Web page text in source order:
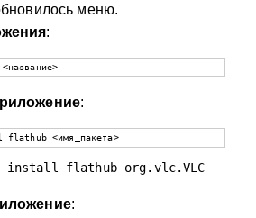
меню.
:
<название>
:
flathub <имя_пакета>
install flathub org.vlc.VLC
: